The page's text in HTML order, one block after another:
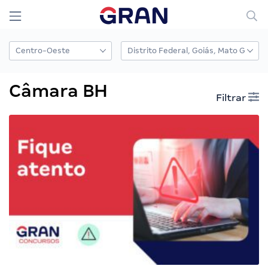
Câmara BH Filtrar